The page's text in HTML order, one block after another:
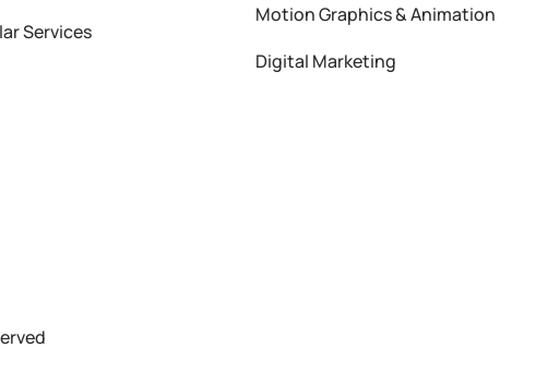
Services
Motion Graphics & Animation
Digital Marketing